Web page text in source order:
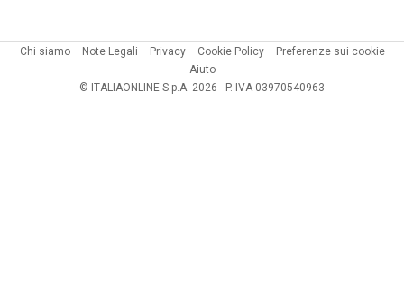
Chi siamo Note Legali Privacy Cookie Policy
Preferenze sui cookie
Aiuto
© ITALIAONLINE S.p.A. 2026 - P. IVA 03970540963